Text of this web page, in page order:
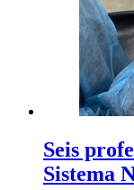
Seis
Sistema